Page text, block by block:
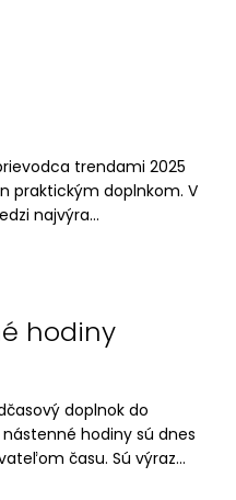
trendami 2025
praktickým doplnkom. V
najvýra...
hodiny
doplnok do
hodiny sú dnes
času. Sú výraz...